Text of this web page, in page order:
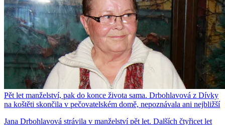
Pět let manželství, pak do konce života sama. Drbohlavová z Dívky
na koštěti skončila v pečovatelském domě, nepoznávala ani nejbližší
Jana Drbohlavová strávila v manželství pět let. Dalších čtyřicet let